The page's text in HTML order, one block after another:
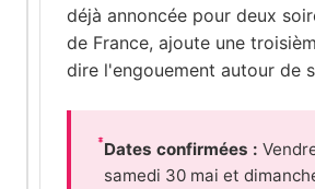
déjà annoncée pour deux
de France, ajoute une
dire l'engouement autour de
Dates confirmées :
samedi 30 mai et